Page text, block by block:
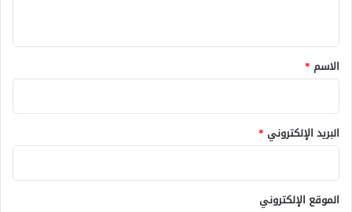
*
الاسم *
البريد الإلكتروني *
الموقع الإلكتروني